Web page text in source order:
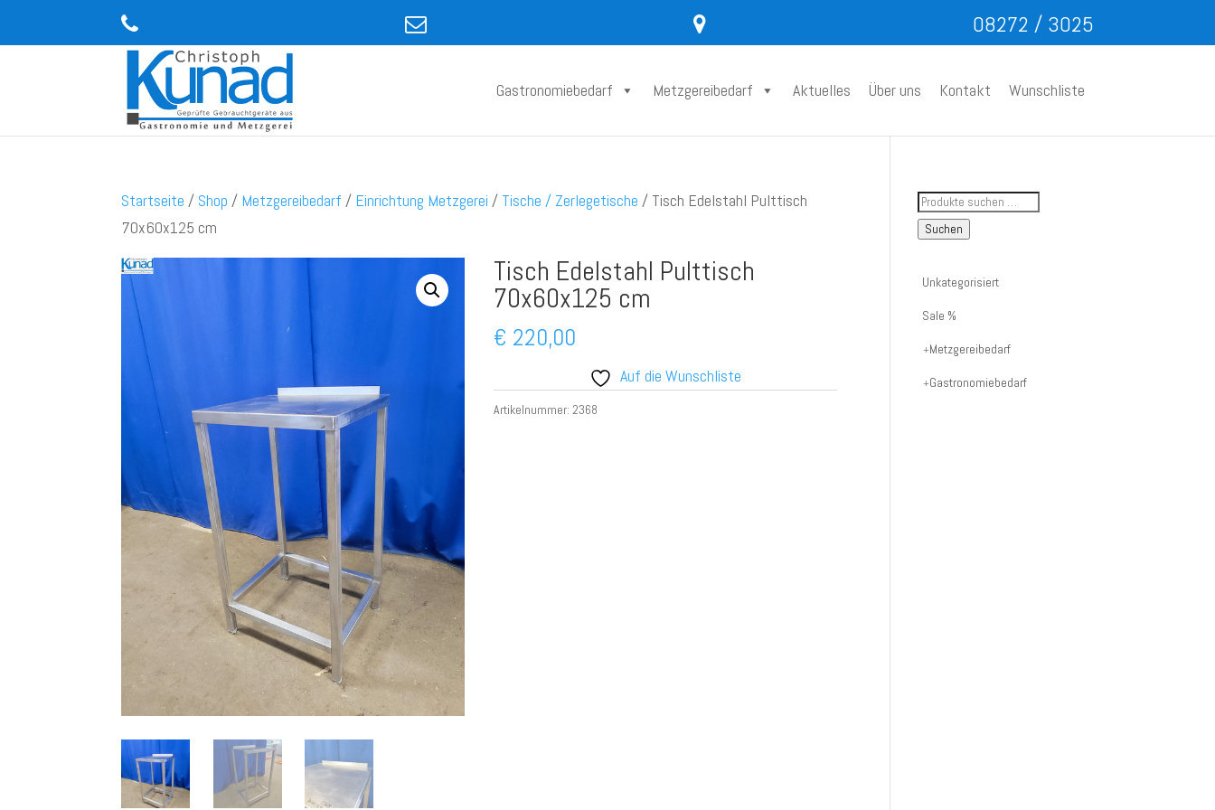
08272 / 3025
Gastronomiebedarf Metzgereibedarf Aktuelles Über uns Kontakt Wunschliste
Startseite / Shop / Metzgereibedarf / Einrichtung Metzgerei / Tische / Zerlegetische / Tisch Edelstahl Pulttisch
70x60x125 cm
Tisch Edelstahl Pulttisch
70x60x125 cm
€ 220,00
Auf die Wunschliste
Artikelnummer:2368
Suche
nach
oder
Produktname:
Suchen
Unkategorisiert
Sale %
Metzgereibedarf
Gastronomiebedarf